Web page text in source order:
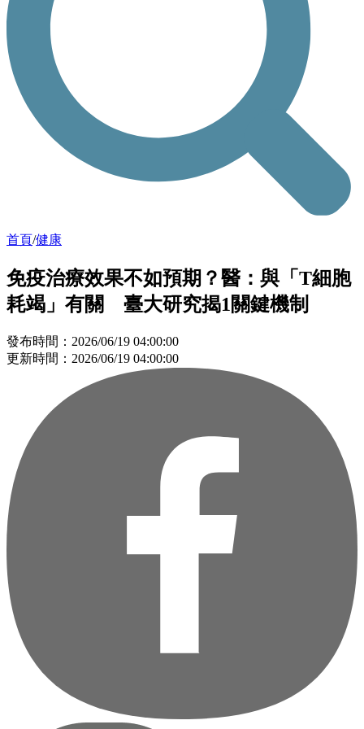
首頁/健康
免疫治療效果不如預期？醫：與「T細胞
耗竭」有關 臺大研究揭1關鍵機制
發布時間：2026/06/19 04:00:00
更新時間：2026/06/19 04:00:00